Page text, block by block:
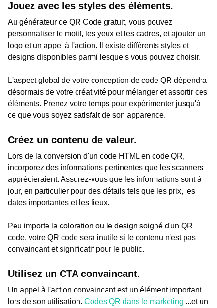
Jouez avec les styles des éléments.
Au générateur de QR Code gratuit, vous pouvez
personnaliser le motif, les yeux et les cadres, et ajouter un
logo et un appel à l'action. Il existe différents styles et
designs disponibles parmi lesquels vous pouvez choisir.
L'aspect global de votre conception de code QR dépendra
désormais de votre créativité pour mélanger et assortir ces
éléments. Prenez votre temps pour expérimenter jusqu'à
ce que vous soyez satisfait de son apparence.
Créez un contenu de valeur.
Lors de la conversion d'un code HTML en code QR,
incorporez des informations pertinentes que les scanners
apprécieraient. Assurez-vous que les informations sont à
jour, en particulier pour des détails tels que les prix, les
dates importantes et les lieux.
Peu importe la coloration ou le design soigné d'un QR
code, votre QR code sera inutile si le contenu n'est pas
convaincant et significatif pour le public.
Utilisez un CTA convaincant.
Un appel à l'action convaincant est un élément important
lors de son utilisation. Codes QR dans le marketing ...et un